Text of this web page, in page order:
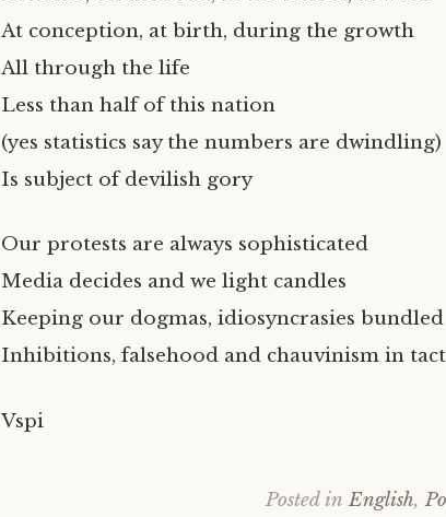
At conception, at birth, during the growth
All through the life
Less than half of this nation
(yes statistics say the numbers are dwindling)
Is subject of devilish gory
Our protests are always sophisticated
Media decides and we light candles
Keeping our dogmas, idiosyncrasies bundled
Inhibitions, falsehood and chauvinism in tact
Vspi
Posted inEnglish,